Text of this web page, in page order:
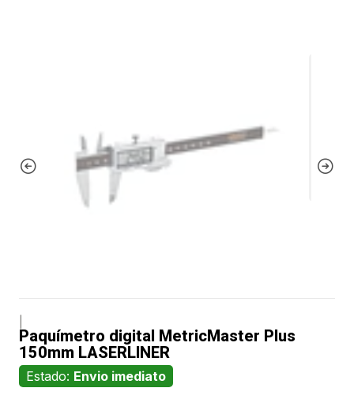
Paquímetro digital MetricMaster Plus
150mm LASERLINER
Estado: Envio imediato